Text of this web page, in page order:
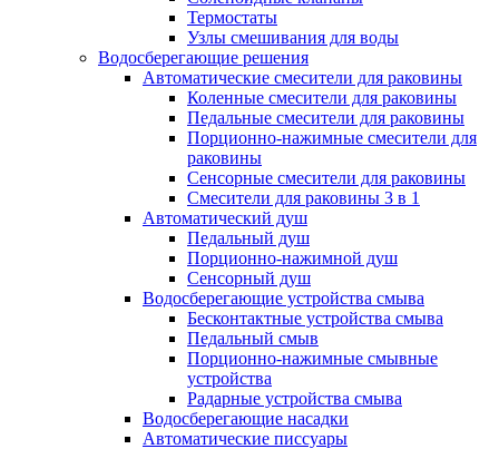
Термостаты
Узлы смешивания для воды
Водосберегающие решения
Автоматические смесители для раковины
Коленные смесители для раковины
Педальные смесители для раковины
Порционно-нажимные смесители для
раковины
Сенсорные смесители для раковины
Смесители для раковины 3 в 1
Автоматический душ
Педальный душ
Порционно-нажимной душ
Сенсорный душ
Водосберегающие устройства смыва
Бесконтактные устройства смыва
Педальный смыв
Порционно-нажимные смывные
устройства
Радарные устройства смыва
Водосберегающие насадки
Автоматические писсуары